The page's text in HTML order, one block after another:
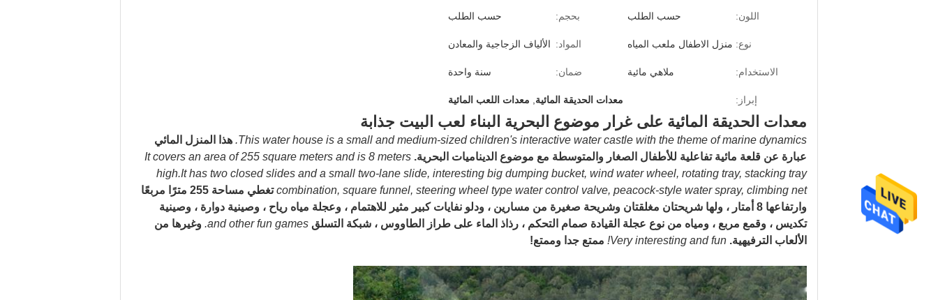
اللون:
حسب الطلب بحجم: حسب الطلب
نوع: منزل الاطفال ملعب المياه المواد: الألياف الزجاجية والمعادن
الاستخدام: ملاهي مائية ضمان: سنة واحدة
إبراز: معدات الحديقة المائية معدات اللعب المائية
معدات الحديقة المائية على غرار موضوع البحرية البناء لعب البيت جذابة
This water house is a small and medium-sized children's interactive water castle with the theme of marine dynamics. هذا المنزل المائي
عبارة عن قلعة مائية تفاعلية للأطفال الصغار والمتوسطة مع موضوع الديناميات البحرية. It covers an area of 255 square meters and is 8 meters
high.It has two closed slides and a small two-lane slide, interesting big dumping bucket, wind water wheel, rotating tray, stacking tray
combination, square funnel, steering wheel type water control valve, peacock-style water spray, climbing net
تغطي مساحة 255 مترًا مربعًا
وارتفاعها 8 أمتار ، ولها شريحتان مغلقتان وشريحة صغيرة من مسارين ، ودلو نفايات كبير مثير للاهتمام ، وعجلة مياه رياح ، وصينية دوارة ، وصينية
تكديس ، وقمع مربع ، ومياه من نوع عجلة القيادة صمام التحكم ، رذاذ الماء على طراز الطاووس ، شبكة التسلق and other fun games. وغيرها من
الألعاب الترفيهية. Very interesting and fun! ممتع جدا وممتع!